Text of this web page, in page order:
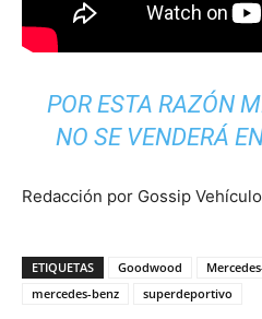
POR ESTA RAZÓN
NO SE VENDERÁ
Redacción por Gossip
ETIQUETAS Goodwood
mercedes-benz
superdeportivo